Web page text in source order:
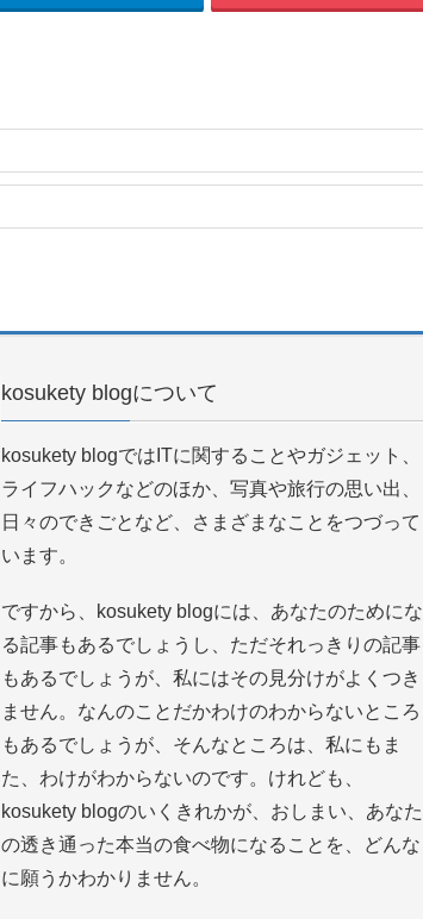
kosukety blogについて
kosukety blogではITに関することやガジェット、
ライフハックなどのほか、写真や旅行の思い出、
日々のできごとなど、さまざまなことをつづって
います。
ですから、kosukety blogには、あなたのためにな
る記事もあるでしょうし、ただそれっきりの記事
もあるでしょうが、私にはその見分けがよくつき
ません。なんのことだかわけのわからないところ
もあるでしょうが、そんなところは、私にもま
た、わけがわからないのです。けれども、
kosukety blogのいくきれかが、おしまい、あなた
の透き通った本当の食べ物になることを、どんな
に願うかわかりません。